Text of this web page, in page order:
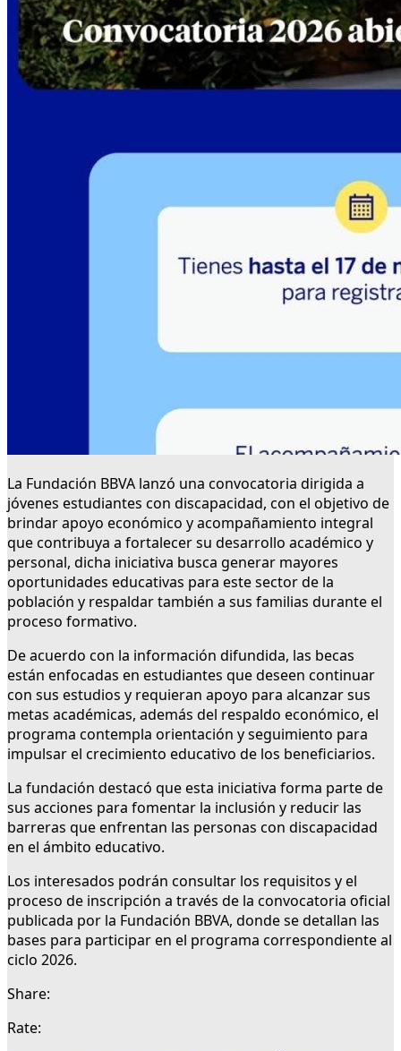
La Fundación BBVA lanzó una convocatoria dirigida a
jóvenes estudiantes con discapacidad, con el objetivo de
brindar apoyo económico y acompañamiento integral
que contribuya a fortalecer su desarrollo académico y
personal, dicha iniciativa busca generar mayores
oportunidades educativas para este sector de la
población y respaldar también a sus familias durante el
proceso formativo.
De acuerdo con la información difundida, las becas
están enfocadas en estudiantes que deseen continuar
con sus estudios y requieran apoyo para alcanzar sus
metas académicas, además del respaldo económico, el
programa contempla orientación y seguimiento para
impulsar el crecimiento educativo de los beneficiarios.
La fundación destacó que esta iniciativa forma parte de
sus acciones para fomentar la inclusión y reducir las
barreras que enfrentan las personas con discapacidad
en el ámbito educativo.
Los interesados podrán consultar los requisitos y el
proceso de inscripción a través de la convocatoria oficial
publicada por la Fundación BBVA, donde se detallan las
bases para participar en el programa correspondiente al
ciclo 2026.
Share:
Rate: